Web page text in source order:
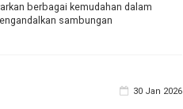
berbagai kemudahan dalam
sambungan
30 Jan 2026